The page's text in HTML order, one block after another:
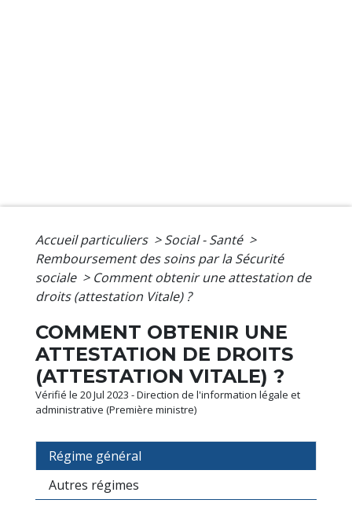
Accueil particuliers > Social - Santé >
Remboursement des soins par la Sécurité
sociale > Comment obtenir une attestation de
droits (attestation Vitale) ?
COMMENT OBTENIR UNE
ATTESTATION DE DROITS
(ATTESTATION VITALE) ?
Vérifié le 20 Jul 2023 - Direction de l'information légale et
administrative (Première ministre)
Régime général
Autres régimes